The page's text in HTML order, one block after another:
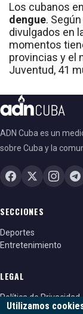
Los cubanos
dengue.
divulgados en
momentos
provincias y el
Juventud, 41
ADN Cuba es un
sobre Cuba y la
SECCIONES
Deportes
Entretenimiento
LEGAL
Política de Privacidad
Política de cookies
Utilizamos